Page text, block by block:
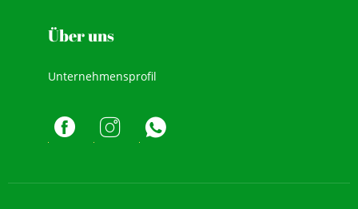
Über uns
Unternehmensprofil